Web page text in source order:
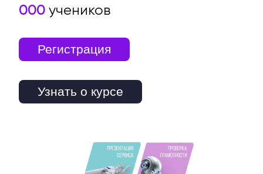
000 учеников
Регистрация
Узнать о курсе